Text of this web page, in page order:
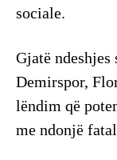
sociale.
Gjatë
Demirspor,
lëndim që
me ndonjë